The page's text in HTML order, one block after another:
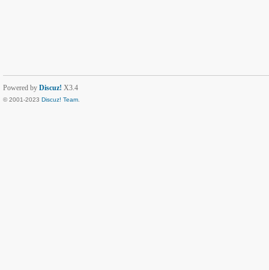
Powered by Discuz! X3.4
© 2001-2023 Discuz! Team